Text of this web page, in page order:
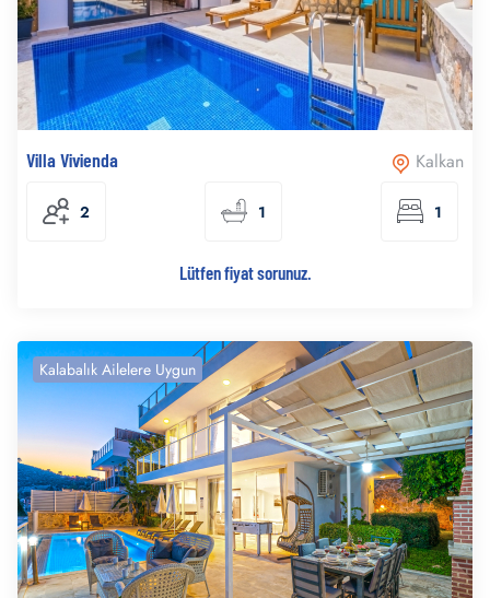
Kalkan
Villa Vivienda
2 1 1
Lütfen fiyat sorunuz.
Kalabalık Ailelere Uygun